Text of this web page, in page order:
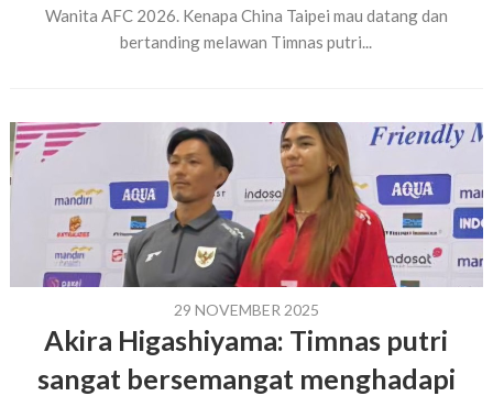
Wanita AFC 2026. Kenapa China Taipei mau datang dan
bertanding melawan Timnas putri...
29 NOVEMBER 2025
Akira Higashiyama: Timnas putri
sangat bersemangat menghadapi